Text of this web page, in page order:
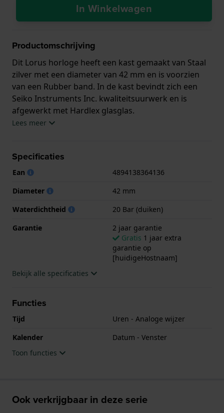
In Winkelwagen
Productomschrijving
Dit Lorus horloge heeft een kast gemaakt van Staal
zilver met een diameter van 42 mm en is voorzien
van een Rubber band. In de kast bevindt zich een
Seiko Instruments Inc. kwaliteitsuurwerk en is
afgewerkt met Hardlex glasglas.
horloge geleverd met 2 jaar garantie.
Lees meer
Specificaties
Ean
4894138364136
Diameter
42 mm
Waterdichtheid
20 Bar (duiken)
Garantie
2 jaar garantie
Gratis 1 jaar extra
garantie op
[huidigeHostnaam]
Bekijk alle specificaties
Functies
Tijd
Uren - Analoge wijzer
Kalender
Datum - Venster
Toon functies
Ook verkrijgbaar in deze serie